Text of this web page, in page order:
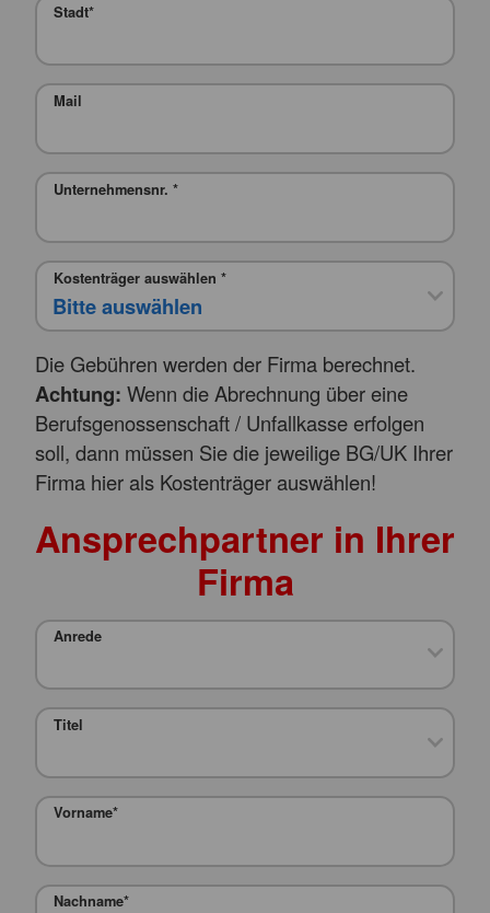
Stadt*
Mail
Unternehmensnr. *
Kostenträger auswählen *
Die Gebühren werden der Firma berechnet.
Achtung: Wenn die Abrechnung über eine
Berufsgenossenschaft / Unfallkasse erfolgen
soll, dann müssen Sie die jeweilige BG/UK Ihrer
Firma hier als Kostenträger auswählen!
Ansprechpartner in Ihrer
Firma
Anrede
Titel
Vorname*
Nachname*